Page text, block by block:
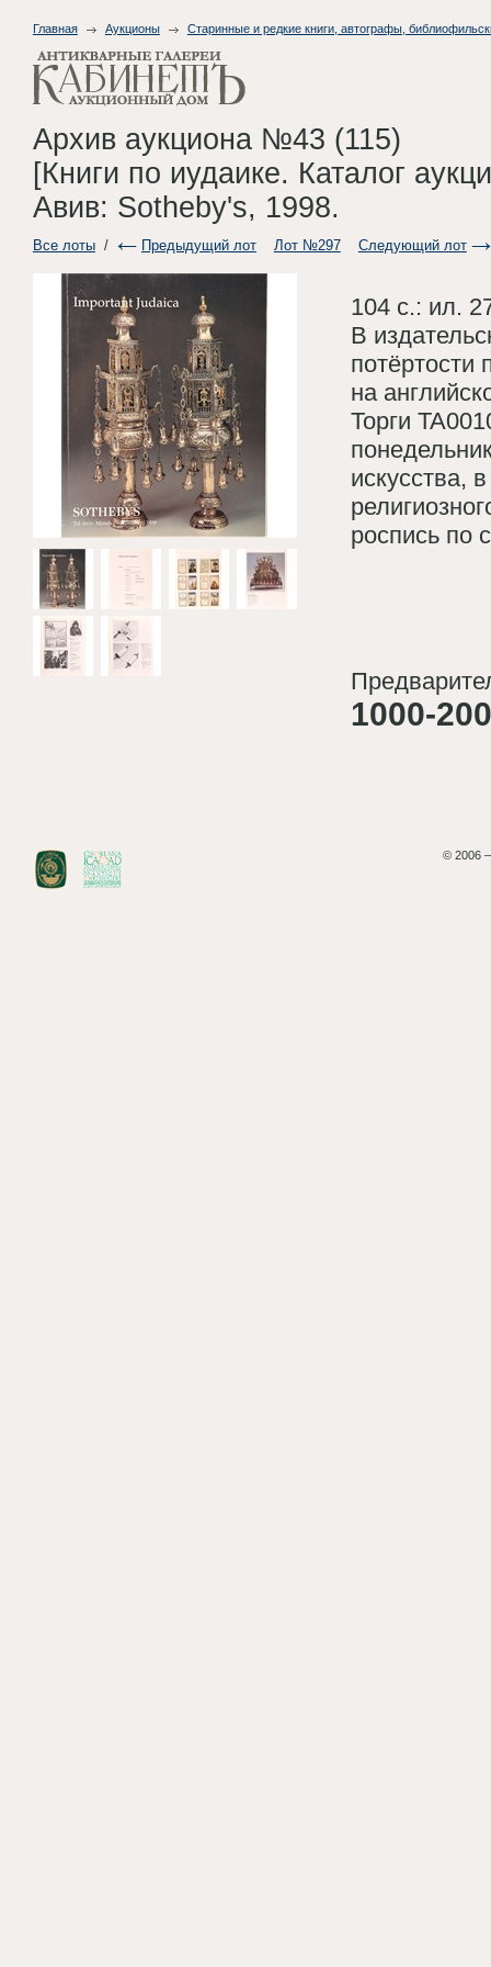
Главная Аукционы Старинные и редкие книги, автографы,
Архив аукциона №43 (115)
[Книги по иудаике. Каталог
Авив: Sotheby's, 1998.
Все лоты/ Предыдущий лот Лот №297 Следующий лот
104 с.: ил.
В
потёртости
на
Торги
искусства,
роспись по
1000-
© 2006